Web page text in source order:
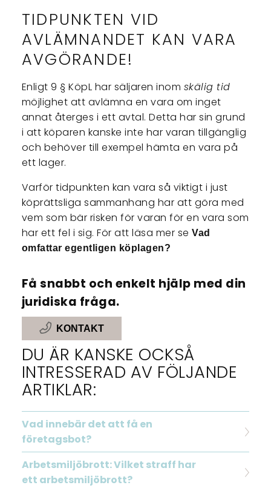
TIDPUNKTEN VID
AVLÄMNANDET KAN VARA
AVGÖRANDE!
Enligt 9 § KöpL har säljaren inom skälig tid
möjlighet att avlämna en vara om inget
annat återges i ett avtal. Detta har sin grund
i att köparen kanske inte har varan tillgänglig
och behöver till exempel hämta en vara på
ett lager.
Varför tidpunkten kan vara så viktigt i just
köprättsliga sammanhang har att göra med
vem som bär risken för varan för en vara som
har ett fel i sig. För att läsa mer seVad
omfattar egentligen köplagen?
Få snabbt och enkelt hjälp med din
juridiska fråga.
KONTAKT
DU ÄR KANSKE OCKSÅ
INTRESSERAD AV FÖLJANDE
ARTIKLAR:
Vad innebär det att få en
företagsbot?
Arbetsmiljöbrott: Vilket straff har
ett arbetsmiljöbrott?